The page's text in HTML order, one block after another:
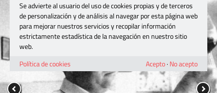
Se advierte al usuario del uso de cookies propias y de terceros
de personalización y de análisis al navegar por esta página web
para mejorar nuestros servicios y recopilar información
estrictamente estadística de la navegación en nuestro sitio
web.
Política de cookies
Acepto· No acepto